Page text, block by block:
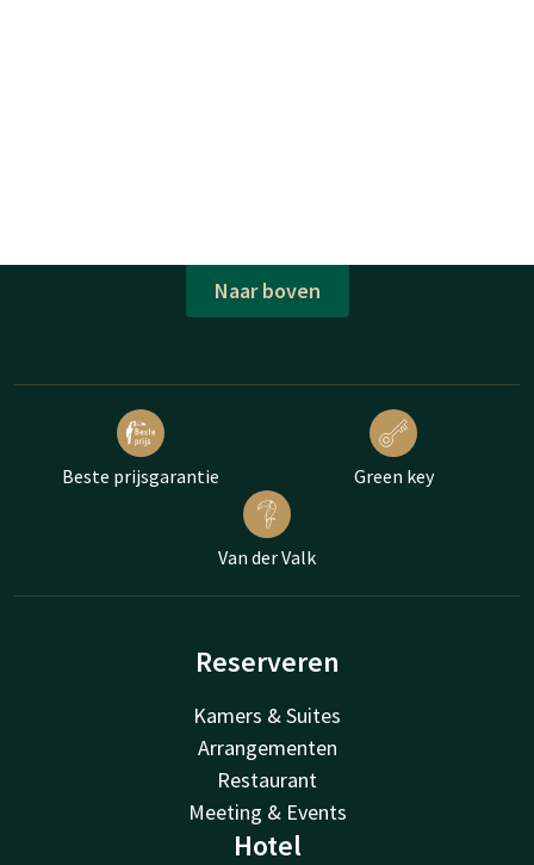
Naar boven
Beste prijsgarantie Green key
Van der Valk
Reserveren
Kamers & Suites
Arrangementen
Restaurant
Meeting & Events
Hotel